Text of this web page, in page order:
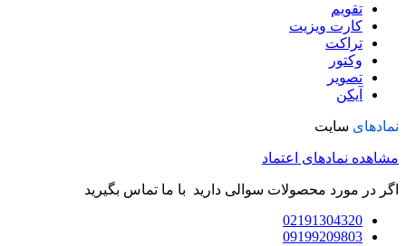
تقویم
کارت ویزیت
تراکت
وکتور
تصویر
آیکن
نمادهای سایت
مشاهده نمادهای اعتماد
اگر در مورد محصولات سوالی دارید با ما تماس بگیرید
02191304320
09199209803